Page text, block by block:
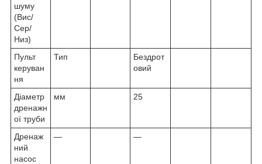
шуму
(Вис/
Сер/
Низ)
Пульт
керуван
ня
Тип
Бездрот
овий
Діаметр
дренажн
ої труби
мм 25
Дренаж
ний
насос
— —